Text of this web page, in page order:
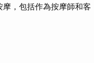
，包括作為按摩師和客